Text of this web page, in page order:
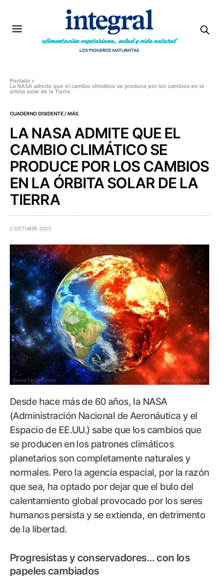
Portada »
La NASA admite que el cambio climático se produce por los cambios en la
órbita solar de la Tierra
CUADERNO DISIDENTE / MÁS
LA NASA ADMITE QUE EL
CAMBIO CLIMÁTICO SE
PRODUCE POR LOS CAMBIOS
EN LA ÓRBITA SOLAR DE LA
TIERRA
2 OCTUBRE 2023
Desde hace más de 60 años, la NASA
(Administración Nacional de Aeronáutica y el
Espacio de EE.UU.) sabe que los cambios que
se producen en los patrones climáticos
planetarios son completamente naturales y
normales. Pero la agencia espacial, por la razón
que sea, ha optado por dejar que el bulo del
calentamiento global provocado por los seres
humanos persista y se extienda, en detrimento
de la libertad.
Progresistas y conservadores… con los
papeles cambiados